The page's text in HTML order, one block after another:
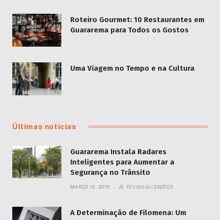
Roteiro Gourmet: 10 Restaurantes em
Guararema para Todos os Gostos
Uma Viagem no Tempo e na Cultura
Últimas notícias
Guararema Instala Radares
Inteligentes para Aumentar a
Segurança no Trânsito
MARÇO 12, 2015 15VISUALIZAÇÕES
A Determinação de Filomena: Um